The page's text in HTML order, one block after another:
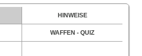
HINWEISE
WAFFEN - QUIZ